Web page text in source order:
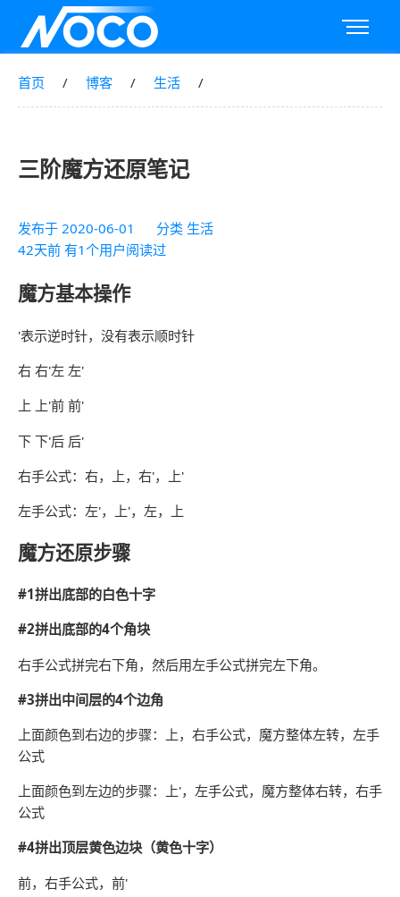
首页 博客 生活
三阶魔方还原笔记
发布于 2020-06-01 分类 生活
42天前 有1个用户阅读过
魔方基本操作
'表示逆时针，没有表示顺时针
右 右'左 左'
上 上'前 前'
下 下'后 后'
右手公式：右，上，右'，上'
左手公式：左'，上'，左，上
魔方还原步骤
#1拼出底部的白色十字
#2拼出底部的4个角块
右手公式拼完右下角，然后用左手公式拼完左下角。
#3拼出中间层的4个边角
上面颜色到右边的步骤：上，右手公式，魔方整体左转，左手
公式
上面颜色到左边的步骤：上'，左手公式，魔方整体右转，右手
公式
#4拼出顶层黄色边块（黄色十字）
前，右手公式，前'